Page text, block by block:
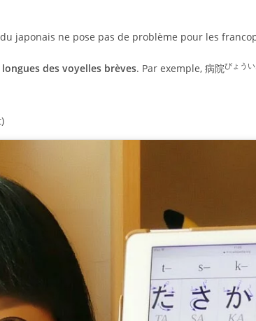
japonais ne pose pas de problème pour les
des voyelles brèves. Par exemple, 病院びょう